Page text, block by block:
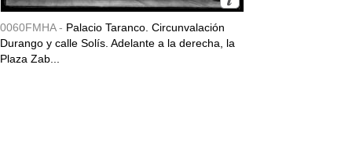
0060FMHA - Palacio Taranco. Circunvalación
Durango y calle Solís. Adelante a la derecha, la
Plaza Zab...